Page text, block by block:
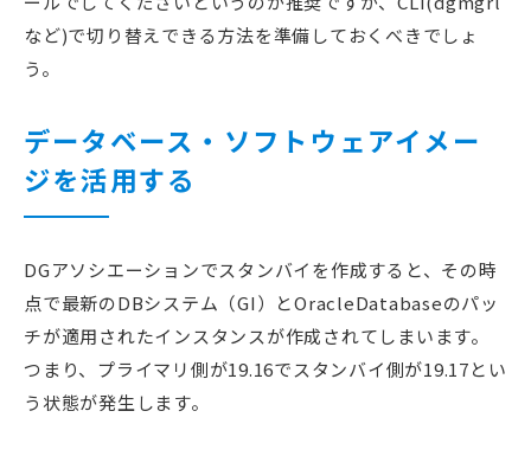
など)で切り替えできる方法を準備しておくべきでしょ
う。
データベース・ソフトウェアイメー
ジを活用する
DGアソシエーションでスタンバイを作成すると、その時
点で最新のDBシステム（GI）とOracleDatabaseのパッ
チが適用されたインスタンスが作成されてしまいます。
つまり、プライマリ側が19.16でスタンバイ側が19.17とい
う状態が発生します。